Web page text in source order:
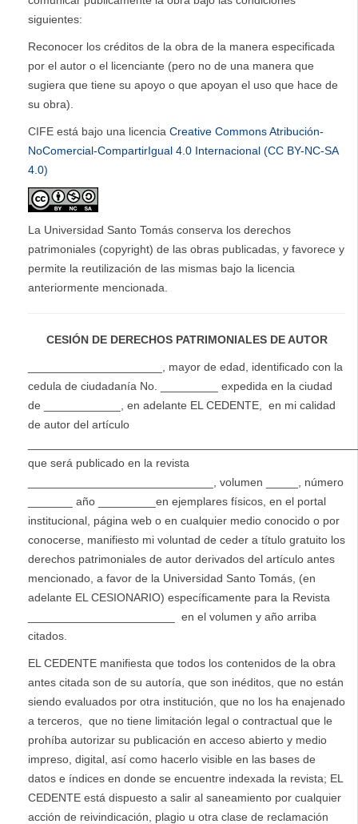
siguientes:
Reconocer los créditos de la obra de la manera especificada
por el autor o el licenciante (pero no de una manera que
sugiera que tiene su apoyo o que apoyan el uso que hace de
su obra).
CIFE está bajo una licencia Creative Commons Atribución-
NoComercial-CompartirIgual 4.0 Internacional (CC BY-NC-SA
4.0)
La Universidad Santo Tomás conserva los derechos
patrimoniales (copyright) de las obras publicadas, y favorece y
permite la reutilización de las mismas bajo la licencia
anteriormente mencionada.
CESIÓN DE DERECHOS PATRIMONIALES DE AUTOR
_____________________, mayor de edad, identificado con la
cedula de ciudadanía No. _________ expedida en la ciudad
de ____________, en adelante EL CEDENTE, en mi calidad
de autor del artículo
que será publicado en la revista
_____________________________, volumen _____, número
_______ año _________en ejemplares físicos, en el portal
institucional, página web o en cualquier medio conocido o por
conocerse, manifiesto mi voluntad de ceder a título gratuito los
derechos patrimoniales de autor derivados del artículo antes
mencionado, a favor de la Universidad Santo Tomás, (en
adelante EL CESIONARIO) específicamente para la Revista
_______________________ en el volumen y año arriba
citados.
EL CEDENTE manifiesta que todos los contenidos de la obra
antes citada son de su autoría, que son inéditos, que no están
siendo evaluados por otra institución, que no los ha enajenado
a terceros, que no tiene limitación legal o contractual que le
prohíba autorizar su publicación en acceso abierto y medio
impreso, digital, así como hacerlo visible en las bases de
datos e índices en donde se encuentre indexada la revista; EL
CEDENTE está dispuesto a salir al saneamiento por cualquier
acción de reivindicación, plagio u otra clase de reclamación